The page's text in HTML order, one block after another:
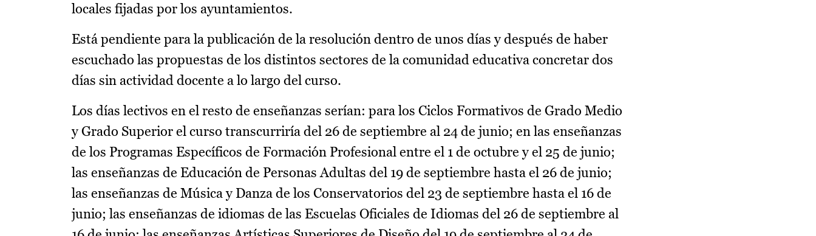
locales fijadas por los ayuntamientos.
Está pendiente para la publicación de la resolución dentro de unos días y después de haber
escuchado las propuestas de los distintos sectores de la comunidad educativa concretar dos
días sin actividad docente a lo largo del curso.
Los días lectivos en el resto de enseñanzas serían: para los Ciclos Formativos de Grado Medio
y Grado Superior el curso transcurriría del 26 de septiembre al 24 de junio; en las enseñanzas
de los Programas Específicos de Formación Profesional entre el 1 de octubre y el 25 de junio;
las enseñanzas de Educación de Personas Adultas del 19 de septiembre hasta el 26 de junio;
las enseñanzas de Música y Danza de los Conservatorios del 23 de septiembre hasta el 16 de
junio; las enseñanzas de idiomas de las Escuelas Oficiales de Idiomas del 26 de septiembre al